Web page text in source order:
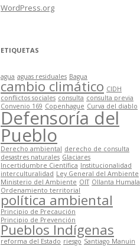
WordPress.org
ETIQUETAS
agua aguas residuales Bagua
cambio climático CIDH
conflictos sociales consulta consulta previa
Convenio 169 Copenhague Curva del diablo
Defensoría del
Pueblo
Derecho ambiental derecho de consulta
desastres naturales Glaciares
Incertidumbre Científica Institucionalidad
interculturalidad Ley General del Ambiente
Ministerio del Ambiente OIT Ollanta Humala
Ordenamiento territorial
política ambiental
Principio de Precaución
Principio de Prevención
Pueblos Indígenas
reforma del Estado riesgo Santiago Manuin